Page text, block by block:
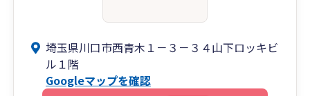
埼玉県川口市西青木１－３－３４山下ロッキビ
ル１階
Googleマップを確認